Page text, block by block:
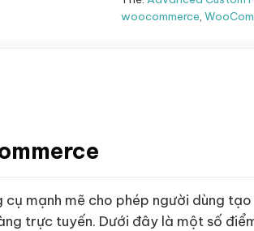
woocommerce,
cụ mạnh mẽ cho phép người dùng
trực tuyến. Dưới đây là một số